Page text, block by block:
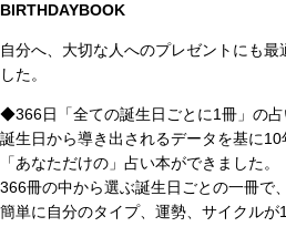
BIRTHDAYBOOK
自分へ、大切な人へのプレゼントにも
した。
◆366日「全ての誕生日ごとに1冊」の
誕生日から導き出されるデータを基に10
「あなただけの」占い本ができました。
366冊の中から選ぶ誕生日ごとの一冊で、
簡単に自分のタイプ、運勢、サイクルが